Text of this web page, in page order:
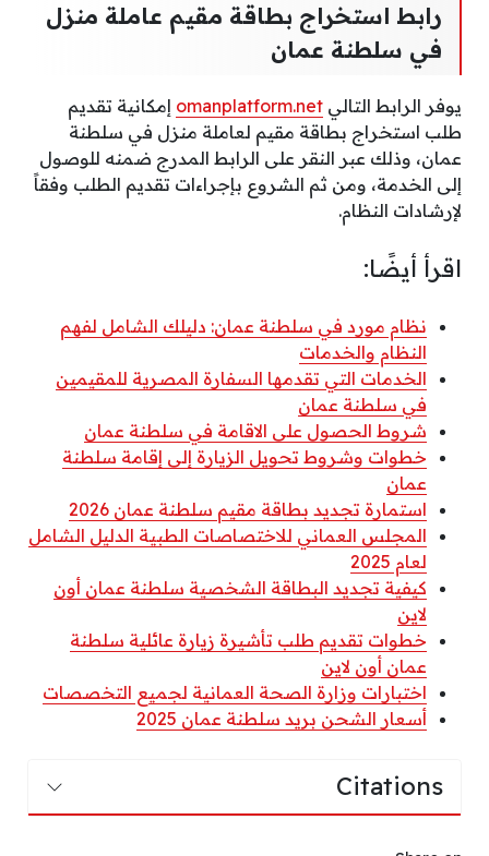
رابط استخراج بطاقة مقيم عاملة منزل
في سلطنة عمان
يوفر الرابط التالي omanplatform.net إمكانية تقديم
طلب استخراج بطاقة مقيم لعاملة منزل في سلطنة
عمان، وذلك عبر النقر على الرابط المدرج ضمنه للوصول
إلى الخدمة، ومن ثم الشروع بإجراءات تقديم الطلب وفقاً
لإرشادات النظام.
اقرأ أيضًا:
نظام مورد في سلطنة عمان: دليلك الشامل لفهم
النظام والخدمات
الخدمات التي تقدمها السفارة المصرية للمقيمين
في سلطنة عمان
شروط الحصول على الاقامة في سلطنة عمان
خطوات وشروط تحويل الزيارة إلى إقامة سلطنة
عمان
استمارة تجديد بطاقة مقيم سلطنة عمان 2026
المجلس العماني للاختصاصات الطبية الدليل الشامل
لعام 2025
كيفية تجديد البطاقة الشخصية سلطنة عمان أون
لاين
خطوات تقديم طلب تأشيرة زيارة عائلية سلطنة
عمان أون لاين
اختبارات وزارة الصحة العمانية لجميع التخصصات
أسعار الشحن بريد سلطنة عمان 2025
Citations